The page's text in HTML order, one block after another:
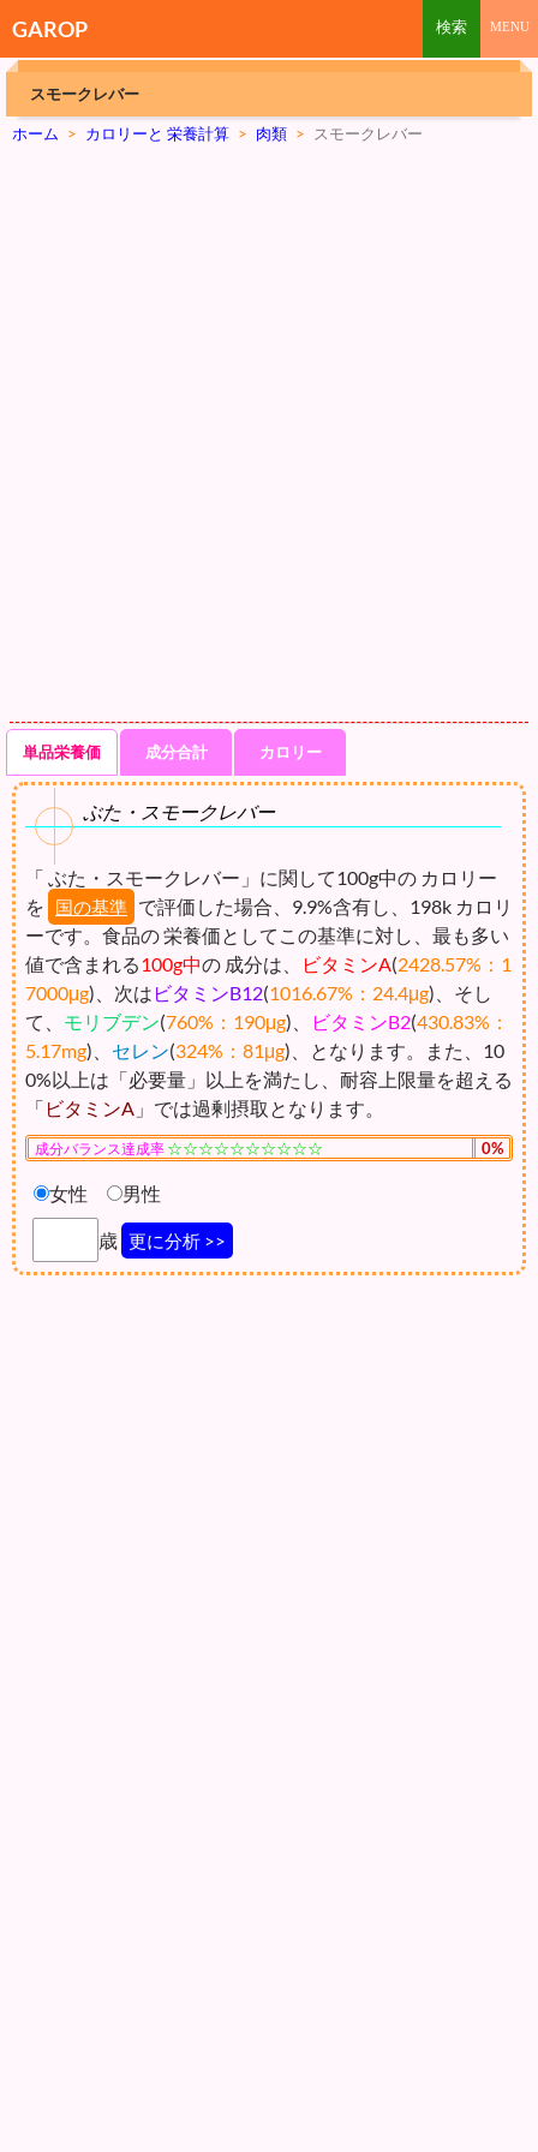
GAROP
スモークレバー
ホーム > カロリーと 栄養計算 > 肉類 > スモークレバー
単品栄養価 成分合計 カロリー
ぶた・スモークレバー
「 ぶた・スモークレバー」に関して100g中の カロリー
を
国の基準 で評価した場合、9.9%含有し、198k カロリ
ーです。食品の 栄養価としてこの基準に対し、最も多い
値で含まれる100g中の 成分は、 ビタミンA(2428.57%：1
7000μg)、次は ビタミンB12(1016.67%：24.4μg)、そし
て、 モリブデン(760%：190μg)、 ビタミンB2(430.83%：
5.17mg)、 セレン(324%：81μg)、となります。また、10
0%以上は「必要量」以上を満たし、耐容上限量を超える
「 ビタミンA 」では過剰摂取となります。
成分バランス達成率 ☆☆☆☆☆☆☆☆☆☆ 0%
女性 男性
歳 更に分析 >>